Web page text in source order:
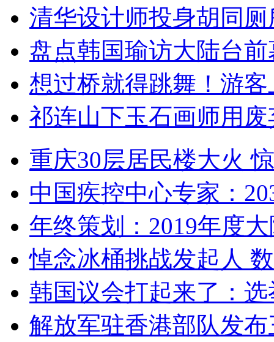
清华设计师投身胡同
盘点韩国瑜访大陆台
想过桥就得跳舞！游客
祁连山下玉石画师用
重庆30层居民楼大火
中国疾控中心专家：
年终策划：2019年度
悼念冰桶挑战发起人
韩国议会打起来了：
解放军驻香港部队发